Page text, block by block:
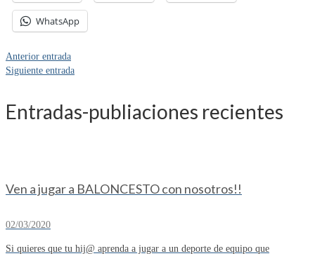
WhatsApp
Anterior entrada
Siguiente entrada
Entradas-publiaciones recientes
Ven a jugar a BALONCESTO con nosotros!!
02/03/2020
Si quieres que tu hij@ aprenda a jugar a un deporte de equipo que